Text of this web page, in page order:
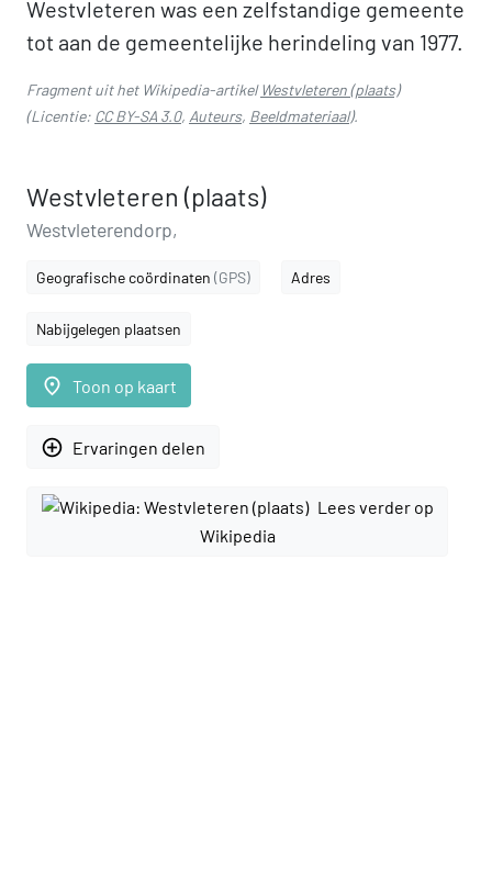
Westvleteren was een zelfstandige gemeente
tot aan de gemeentelijke herindeling van 1977.
Fragment uit het Wikipedia-artikelWestvleteren (plaats)
(Licentie: CC BY-SA 3.0, Auteurs, Beeldmateriaal).
Westvleteren (plaats)
Westvleterendorp,
Geografische coördinaten (GPS) Adres
Nabijgelegen plaatsen
place Toon op kaart
add_circle_outline Ervaringen delen
Lees verder op
Wikipedia